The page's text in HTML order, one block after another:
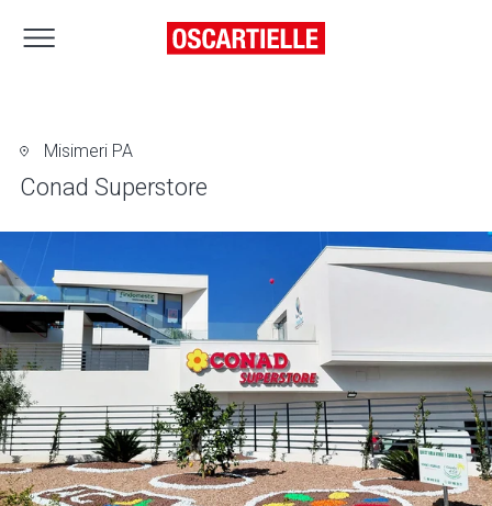
Misimeri PA
Conad Superstore